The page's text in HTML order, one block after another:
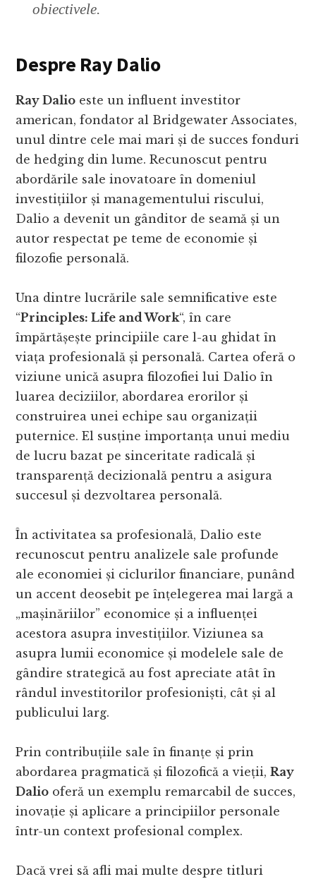
obiectivele.
Despre Ray Dalio
Ray Dalio este un influent investitor
american, fondator al Bridgewater Associates,
unul dintre cele mai mari și de succes fonduri
de hedging din lume. Recunoscut pentru
abordările sale inovatoare în domeniul
investițiilor și managementului riscului,
Dalio a devenit un gânditor de seamă și un
autor respectat pe teme de economie și
filozofie personală.
Una dintre lucrările sale semnificative este
“Principles: Life and Work“, în care
împărtășește principiile care l-au ghidat în
viața profesională și personală. Cartea oferă o
viziune unică asupra filozofiei lui Dalio în
luarea deciziilor, abordarea erorilor și
construirea unei echipe sau organizații
puternice. El susține importanța unui mediu
de lucru bazat pe sinceritate radicală și
transparență decizională pentru a asigura
succesul și dezvoltarea personală.
În activitatea sa profesională, Dalio este
recunoscut pentru analizele sale profunde
ale economiei și ciclurilor financiare, punând
un accent deosebit pe înțelegerea mai largă a
„mașinăriilor” economice și a influenței
acestora asupra investițiilor. Viziunea sa
asupra lumii economice și modelele sale de
gândire strategică au fost apreciate atât în
rândul investitorilor profesioniști, cât și al
publicului larg.
Prin contribuțiile sale în finanțe și prin
abordarea pragmatică și filozofică a vieții,Ray
Dalio oferă un exemplu remarcabil de succes,
inovație și aplicare a principiilor personale
într-un context profesional complex.
Dacă vrei să afli mai multe despre titluri